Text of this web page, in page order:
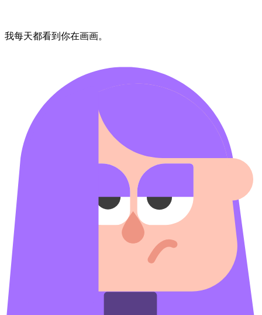
我​每天都看到​你在画画。